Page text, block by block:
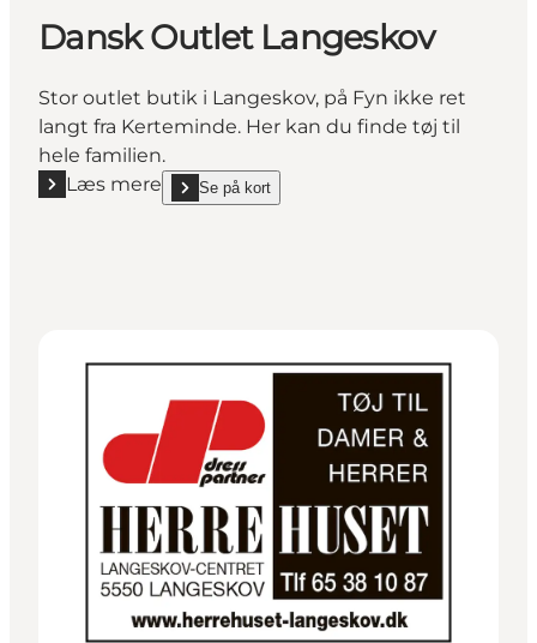
Dansk Outlet Langeskov
Stor outlet butik i Langeskov, på Fyn ikke ret
langt fra Kerteminde. Her kan du finde tøj til
hele familien.
Læs mere
Læs mere "Dansk Outlet Langeskov"
Se på kort
show Dansk Outlet Langeskov on_map